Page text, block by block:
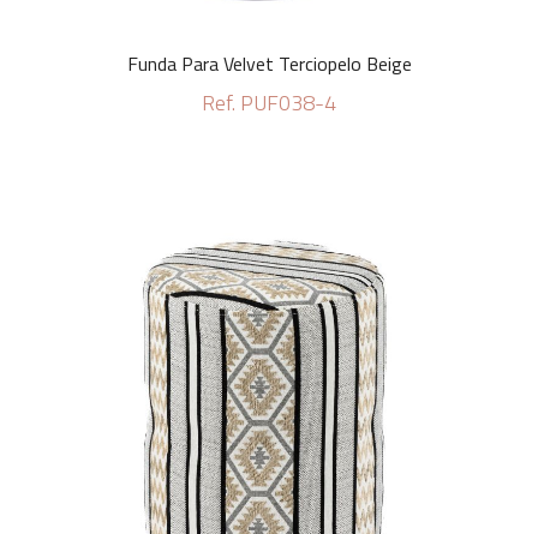
Funda Para Velvet Terciopelo Beige
Ref. PUF038-4